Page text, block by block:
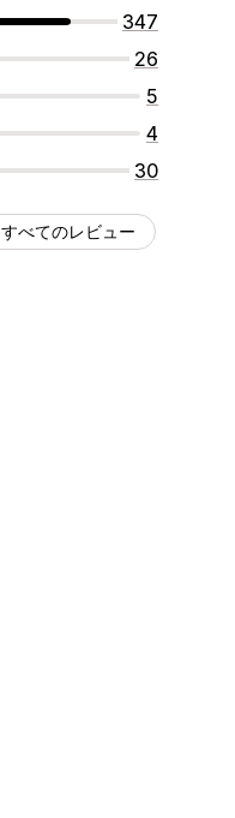
347
26
5
4
30
すべてのレビュー